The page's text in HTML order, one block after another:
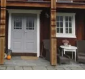
jobben selv?
å bruke, så
man en
selv.